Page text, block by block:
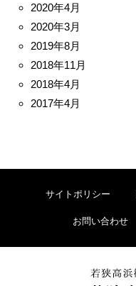
2020年4月
2020年3月
2019年8月
2018年11月
2018年4月
2017年4月
サイトポリシー
お問い合わせ